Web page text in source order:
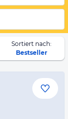
Sortiert nach:
Bestseller